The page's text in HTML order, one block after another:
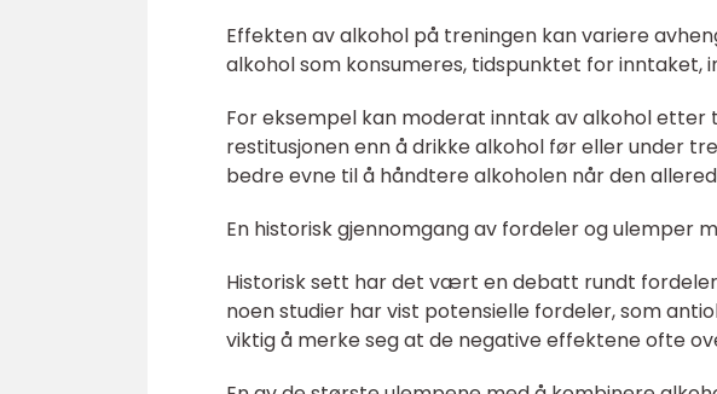
Effekten av alkohol på treningen kan variere
alkohol som konsumeres, tidspunktet for inntaket,
For eksempel kan moderat inntak av alkohol
restitusjonen enn å drikke alkohol før eller under
bedre evne til å håndtere alkoholen når den
En historisk gjennomgang av fordeler og ulemper
Historisk sett har det vært en debatt rundt
noen studier har vist potensielle fordeler, som
viktig å merke seg at de negative effektene ofte